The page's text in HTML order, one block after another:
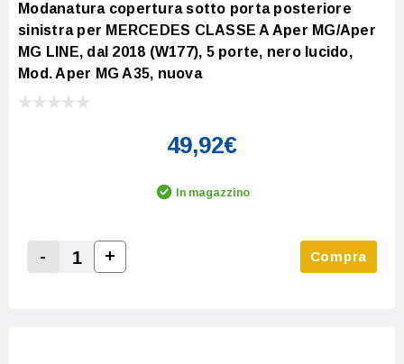
Modanatura copertura sotto porta posteriore
sinistra per MERCEDES CLASSE A Aper MG/Aper
MG LINE, dal 2018 (W177), 5 porte, nero lucido,
Mod. Aper MG A35, nuova
49,92€
In magazzino
Decrease Quantity:
-
Increase Quantity:
+ Compra